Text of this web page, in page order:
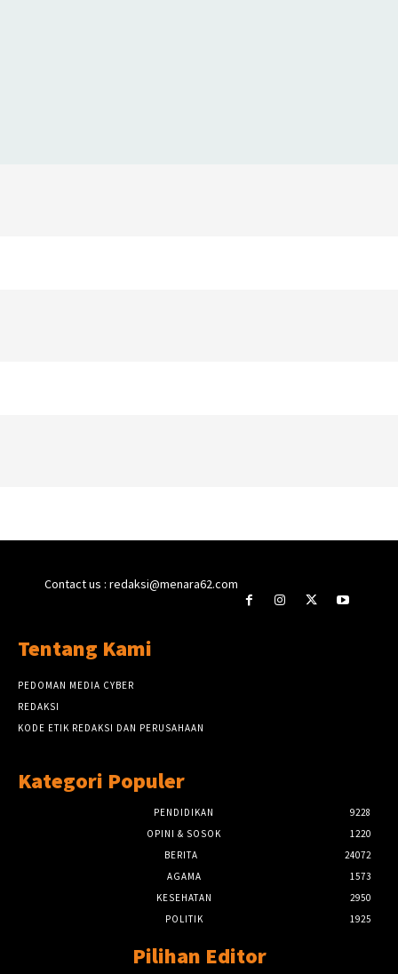
Contact us : redaksi@menara62.com
Tentang Kami
PEDOMAN MEDIA CYBER
REDAKSI
KODE ETIK REDAKSI DAN PERUSAHAAN
Kategori Populer
PENDIDIKAN
9228
OPINI & SOSOK
1220
BERITA
24072
AGAMA
1573
KESEHATAN
2950
POLITIK
1925
Pilihan Editor